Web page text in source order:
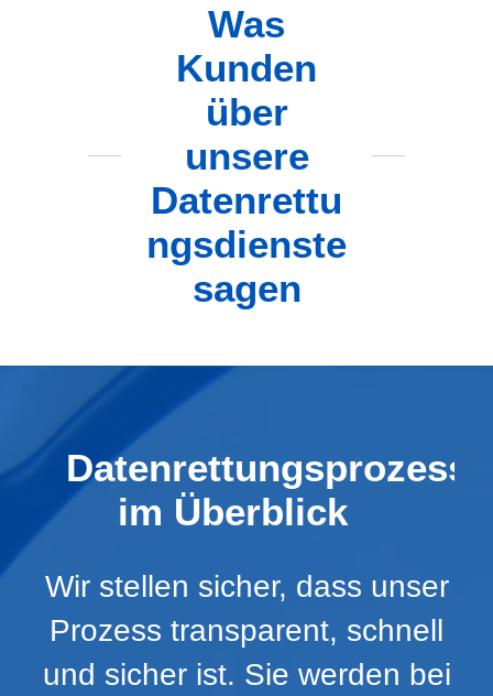
Was
Kunden
über
unsere
Datenrettu
ngsdienste
sagen
Datenrettungsprozess
im Überblick
Wir stellen sicher, dass unser
Prozess transparent, schnell
und sicher ist. Sie werden bei